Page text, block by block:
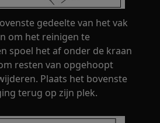
gedeelte van het vak
om het reinigen te
spoel het af onder de kraan
resten van opgehoopt
Plaats het bovenste
terug op zijn plek.